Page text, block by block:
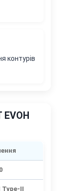
контурів
EVOH
Type-II